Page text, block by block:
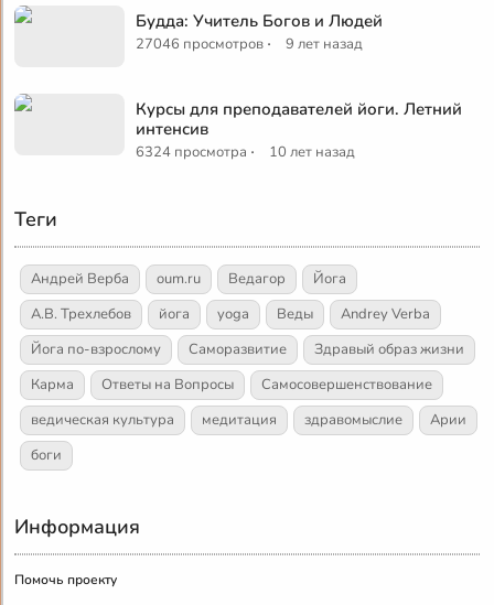
Будда: Учитель Богов и Людей
27046 просмотров · 9 лет назад
Курсы для преподавателей йоги. Летний
интенсив
6324 просмотра · 10 лет назад
Теги
Андрей Верба oum.ru Ведагор
Йога
А.В. Трехлебов
йога yoga Веды
Andrey Verba
Йога по-взрослому
Саморазвитие
Здравый образ жизни
Карма
Ответы на Вопросы
Самосовершенствование
ведическая культура
медитация здравомыслие
Арии
боги
Информация
Помочь проекту